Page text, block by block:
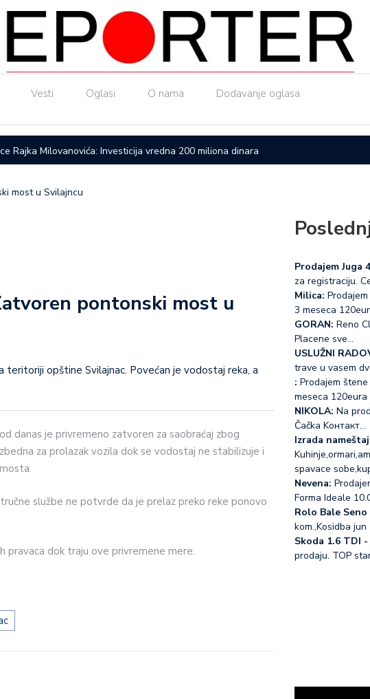
Vesti Oglasi O nama Dodavanje oglasa
Rajka Milovanovića: Investicija vredna 200 miliona dinara Upućen apel za
most u Svilajncu
pontonski most u
danas je privremeno zatvoren za saobraćaj zbog
za prolazak vozila dok se vodostaj ne stabilizuje i
službe ne potvrde da je prelaz preko reke ponovo
pravaca dok traju ove privremene mere.
Prodajem Juga
za registraciju.
Milica:
3 meseca
GORAN: Reno
Placene sve…
USLUŽNI
trave u vasem
: Prodajem
meseca 120eura
NIKOLA: Na
Čačka Koнтакт…
Izrada
spavace
Nevena:
Forma Ideale
Rolo Bale Seno
kom.,Kosidba jun
Skoda 1.6 TDI
prodaju. TOP